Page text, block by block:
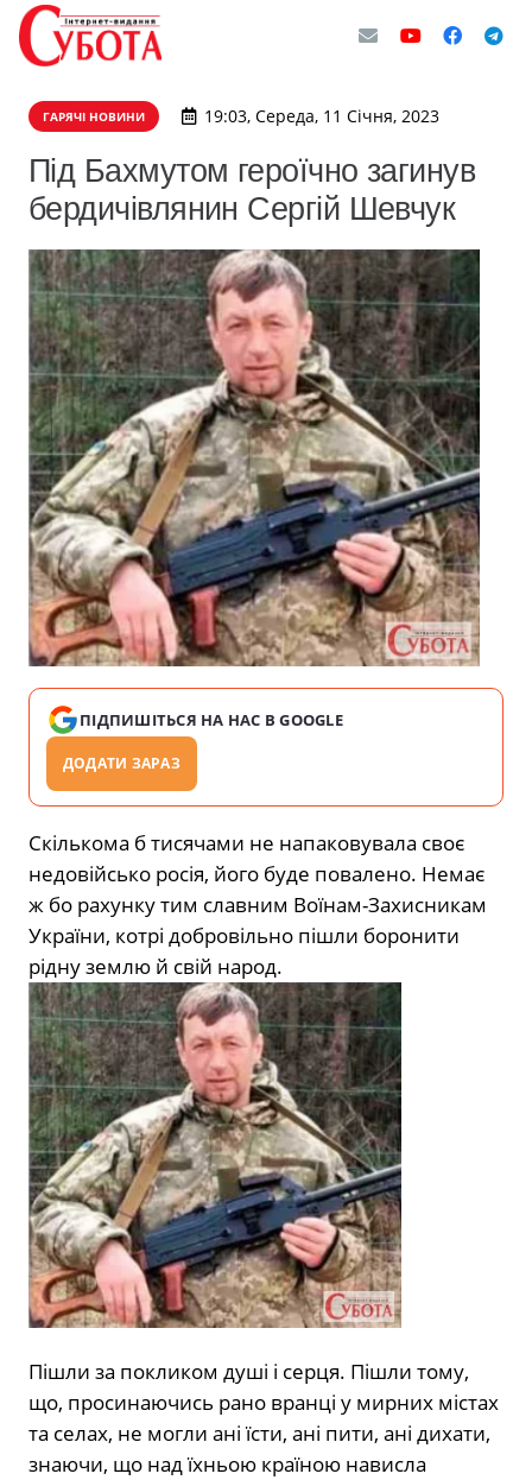
ГАРЯЧІ НОВИНИ 19:03, Середа, 11 Січня, 2023
Під Бахмутом героїчно загинув
бердичівлянин Сергій Шевчук
ПІДПИШІТЬСЯ НА НАС В GOOGLE
ДОДАТИ ЗАРАЗ
Скількома б тисячами не напаковувала своє
недовійсько росія, його буде повалено. Немає
ж бо рахунку тим славним Воїнам-Захисникам
України, котрі добровільно пішли боронити
рідну землю й свій народ.
Пішли за покликом душі і серця. Пішли тому,
що, просинаючись рано вранці у мирних містах
та селах, не могли ані їсти, ані пити, ані дихати,
знаючи, що над їхньою країною нависла